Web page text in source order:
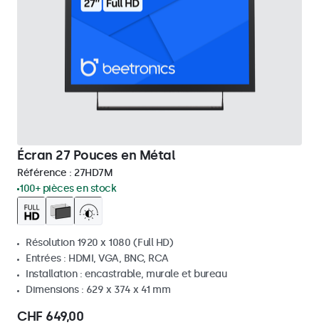
Écran 27 Pouces en Métal
Référence : 27HD7M
100+ pièces en stock
Résolution 1920 x 1080 (Full HD)
Entrées : HDMI, VGA, BNC, RCA
Installation : encastrable, murale et bureau
Dimensions : 629 x 374 x 41 mm
CHF 649,00